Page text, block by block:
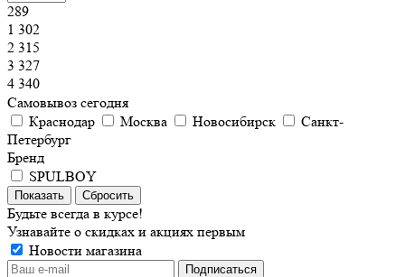
289
1 302
2 315
3 327
4 340
Самовывоз сегодня
Краснодар
Москва Новосибирск
Санкт-
Петербург
Бренд
SPULBOY
Сбросить
Будьте всегда в курсе!
Узнавайте о скидках и акциях первым
Новости магазина